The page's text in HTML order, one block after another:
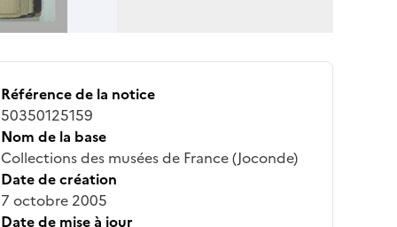
Référence de la notice
50350125159
Nom de la base
Collections des musées de France (Joconde)
Date de création
7 octobre 2005
Date de mise à jour